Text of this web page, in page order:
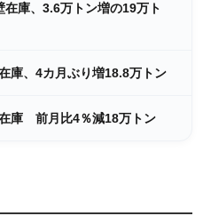
庫、3.6万トン増の19万ト
庫、4カ月ぶり増18.8万トン
庫 前月比4％減18万トン